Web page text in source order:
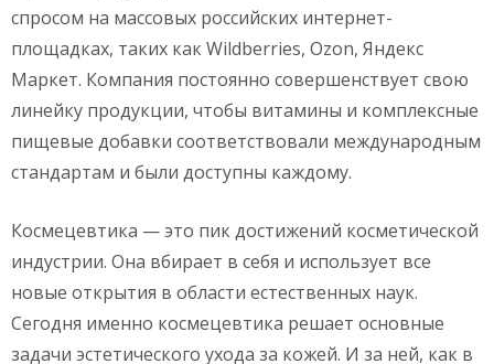
спросом на массовых российских интернет-
площадках, таких как Wildberries, Ozon, Яндекс
Маркет. Компания постоянно совершенствует свою
линейку продукции, чтобы витамины и комплексные
пищевые добавки соответствовали международным
стандартам и были доступны каждому.
Космецевтика — это пик достижений косметической
индустрии. Она вбирает в себя и использует все
новые открытия в области естественных наук.
Сегодня именно космецевтика решает основные
задачи эстетического ухода за кожей. И за ней, как в